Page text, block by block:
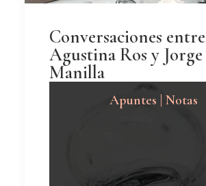
Conversaciones entre
Agustina Ros y Jorge
Manilla
Apuntes | Notas